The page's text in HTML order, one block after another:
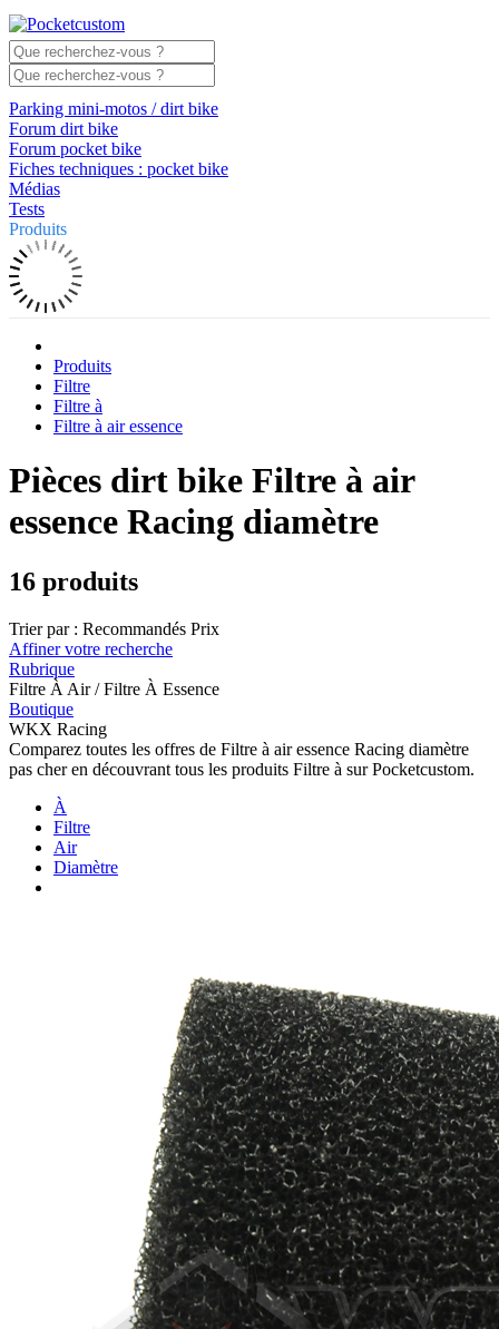
Parking mini-motos / dirt bike
Forum dirt bike
Forum pocket bike
Fiches techniques : pocket bike
Médias
Tests
Produits
Produits
Filtre
Filtre à
Filtre à air essence
Pièces dirt bike Filtre à air
essence Racing diamètre
16 produits
Trier par : Recommandés Prix
Affiner votre recherche
Rubrique
Filtre À Air / Filtre À Essence
Boutique
WKX Racing
Comparez toutes les offres de Filtre à air essence Racing diamètre
pas cher en découvrant tous les produits Filtre à sur Pocketcustom.
À
Filtre
Air
Diamètre